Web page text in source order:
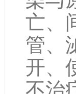
亡、
管、
开、